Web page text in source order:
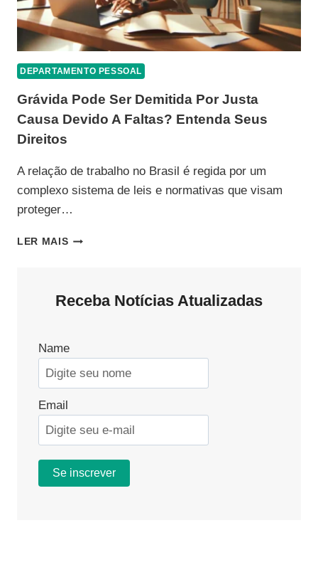
DEPARTAMENTO PESSOAL
Grávida Pode Ser Demitida Por Justa
Causa Devido A Faltas? Entenda Seus
Direitos
A relação de trabalho no Brasil é regida por um
complexo sistema de leis e normativas que visam
proteger…
LER MAISGRÁVIDA
POR
A
FALTAS?
ENTENDA
DIREITOS
Receba Notícias Atualizadas
Name
Email